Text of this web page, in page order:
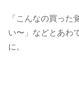
「こんなの買っ
い〜」などとあわ
に。